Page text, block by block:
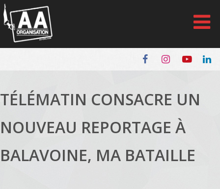
Panneau de gestion des cookies
TÉLÉMATIN CONSACRE UN
NOUVEAU REPORTAGE À
BALAVOINE, MA BATAILLE